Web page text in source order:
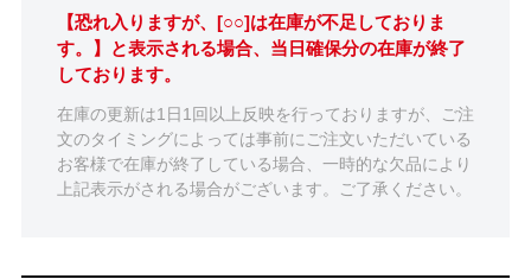
【恐れ入りますが、[○○]は在庫が不足しておりま
す。】と表示される場合、当日確保分の在庫が終了
しております。
在庫の更新は1日1回以上反映を行っておりますが、ご注
文のタイミングによっては事前にご注文いただいている
お客様で在庫が終了している場合、一時的な欠品により
上記表示がされる場合がございます。ご了承ください。